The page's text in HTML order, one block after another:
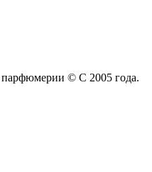
парфюмерии © С 2005 года.